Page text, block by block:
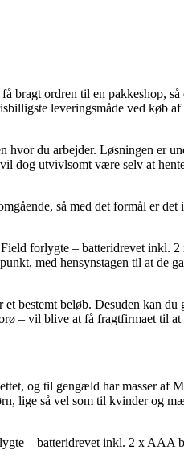
bragt ordren til en pakkeshop, så
leveringsmåde ved køb
du arbejder. Løsningen er
dog utvivlsomt være selv at
så med det formål er det i
forlygte – batteridrevet inkl.
med hensynstagen til at de
bestemt beløb. Desuden kan du
– vil blive at få fragtfirmaet til
og til gengæld har masser af
lige så vel som til kvinder og
– batteridrevet inkl. 2 x AAA